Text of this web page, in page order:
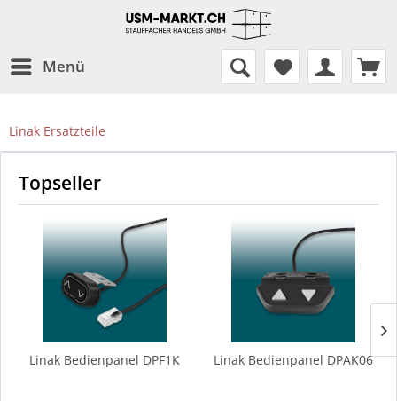
Menü
Linak Ersatzteile
Topseller
Linak Bedienpanel DPF1K Linak Bedienpanel DPAK06